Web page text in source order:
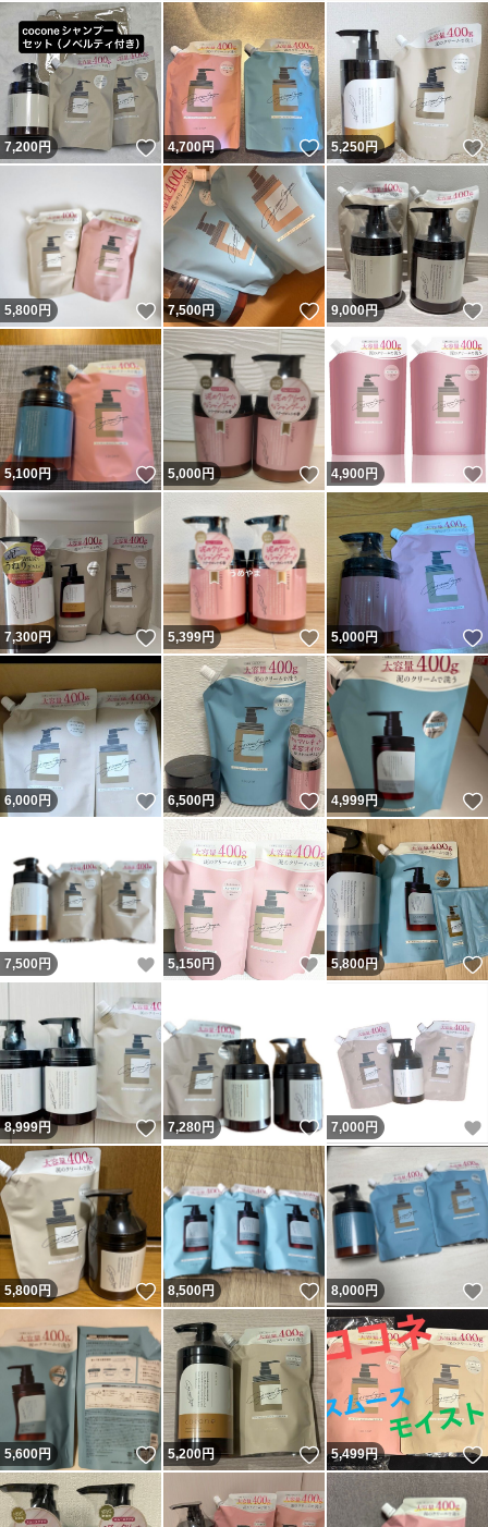
7,200円 いいね！
4,700円 いいね！
5,250円
5,800円 いいね！
7,500円 いいね！
9,000円
5,100円 いいね！
5,000円 いいね！
4,900 円
7,300円 いいね！
5,399円 いいね！
5,000円
6,000円 いいね！
6,500円 いいね！
4,999円
7,500 円 いいね！
5,150円 いいね！
5,800円
8,999円 いいね！
7,280円 いいね！
7,000 円
5,800円 いいね！
8,500円 いいね！
8,000円
5,600円 いいね！
5,200円 いいね！
5,499円